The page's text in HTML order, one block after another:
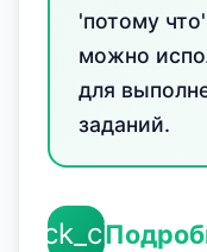
'потому
можно
для
заданий.